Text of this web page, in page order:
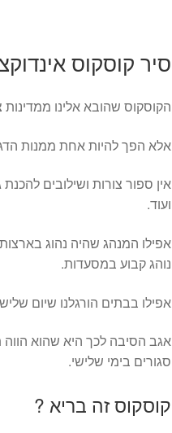
סיר קוסקוס אינדוקציה
הקוסקוס שהובא אלינו
אלא הפך להיות אחת ממנות
אין ספור צורות ושילובים
ועוד.
אפילו המנהג שהיה נהוג
נוהג קבוע במסעדות.
אפילו בבתים הורגלנו שיום
אגב הסיבה לכך היא שהוא
סגורים בימי שלישי.
קוסקוס זה בריא ?